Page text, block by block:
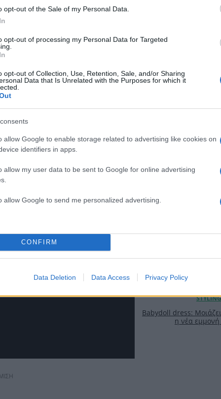
opt-out of the Sale of my Personal Data.
opt-out of processing my Personal Data for Targeted
opt-out of Collection, Use, Retention, Sale, and/or Sharing
Data that Is Unrelated with the Purposes for which it
allow Google to enable storage related to advertising like cookies on
identifiers in apps.
allow my user data to be sent to Google for online advertising
allow Google to send me personalized advertising.
CONFIRM
Data Deletion Data Access Privacy Policy
βρέθηκε στο καμαρίνι της
ενέργεια για το act στο
Babydoll dress:
η νέα